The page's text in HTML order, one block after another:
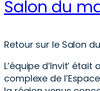
Salon du
Retour sur le Salon
L’équipe d’Invit’
complexe de